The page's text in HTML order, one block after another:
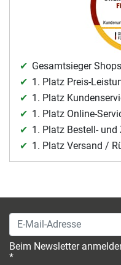
Gesamtsieger
1. Platz Preis-
1. Platz
1. Platz Online-
1. Platz Bestell-
1. Platz Versand /
E-Mail-Adresse
Beim Newsletter
*